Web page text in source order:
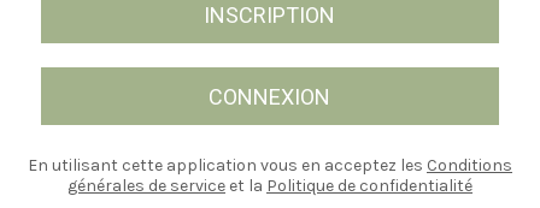
INSCRIPTION
CONNEXION
En utilisant cette application vous en acceptez les Conditions
générales de service et la Politique de confidentialité